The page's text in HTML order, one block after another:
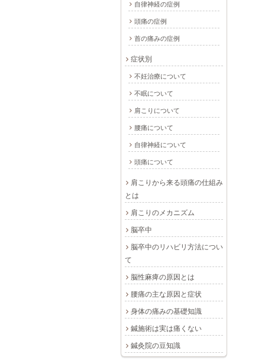
自律神経の症例
頭痛の症例
首の痛みの症例
症状別
不妊治療について
不眠について
肩こりについて
腰痛について
自律神経について
頭痛について
肩こりから来る頭痛の仕組み
とは
肩こりのメカニズム
脳卒中
脳卒中のリハビリ方法につい
て
脳性麻痺の原因とは
腰痛の主な原因と症状
身体の痛みの基礎知識
鍼施術は実は痛くない
鍼灸院の豆知識